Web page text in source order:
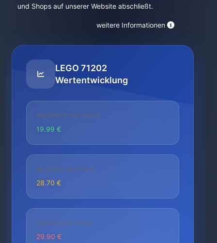
und Shops auf unserer Website abschließt.
weitere Informationen
LEGO 71202
Wertentwicklung
NIEDRIGSTER PREIS
19.99 €
AKTUELLER PREIS
28.70 €
HÖCHSTER PREIS
29.90 €